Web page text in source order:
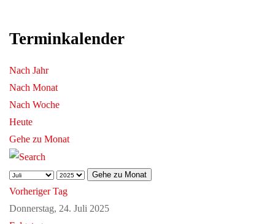
Terminkalender
Nach Jahr
Nach Monat
Nach Woche
Heute
Gehe zu Monat
Gehe zu Monat
Vorheriger Tag
Donnerstag, 24. Juli 2025